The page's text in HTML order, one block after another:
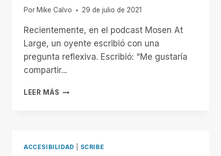
Por Mike Calvo 29 de julio de 2021
Recientemente, en el podcast Mosen At
Large, un oyente escribió con una
pregunta reflexiva. Escribió: "Me gustaría
compartir...
LEER MÁS RESPUESTA
SCRIBE
ACCESIBILIDAD SCRIBE